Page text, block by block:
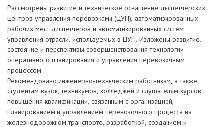
Рассмотрены развитие и техническое оснащение диспетчерских
центров управления перевозками (ЦУП), автоматизированных
рабочих мест диспетчеров и автоматизированных систем
управления отрасли, используемых в ЦУП. Изложены развитие,
состояние и перспективы совершенствования технологии
оперативного планирования и управления перевозочным
процессом.
Рекомендовано инженерно-техническим работникам, а также
студентам вузов, техникумов, колледжей и слушателям курсов
повышения квалификации, связанным с организацией,
планированием и управлением перевозочного процесса на
железнодорожном транспорте, разработкой, созданием и